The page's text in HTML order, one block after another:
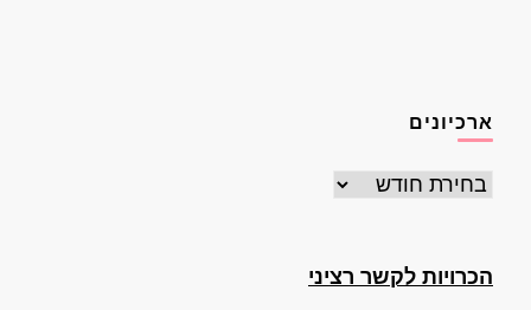
ארכיונים
ארכיונים
הכרויות לקשר רציני